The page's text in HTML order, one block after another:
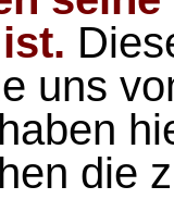
uns
die